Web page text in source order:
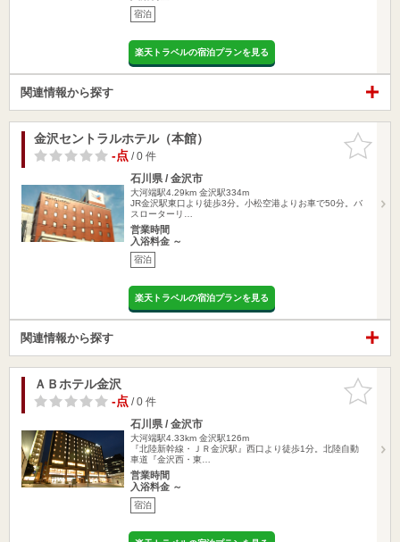
宿泊
楽天トラベルの宿泊プランを見る
関連情報から探す
お気に入
りに追加
金沢セントラルホテル（本館）
-点/ 0 件
石川県 / 金沢市
大河端駅4.29km 金沢駅334m
JR金沢駅東口より徒歩3分。小松空港よりお車で50分。バ
スローターリ…
営業時間
入浴料金 ～
宿泊
楽天トラベルの宿泊プランを見る
関連情報から探す
お気に入
りに追加
ＡＢホテル金沢
-点/ 0 件
石川県 / 金沢市
大河端駅4.33km 金沢駅126m
『北陸新幹線・ＪＲ金沢駅』西口より徒歩1分。北陸自動
車道『金沢西・東…
営業時間
入浴料金 ～
宿泊